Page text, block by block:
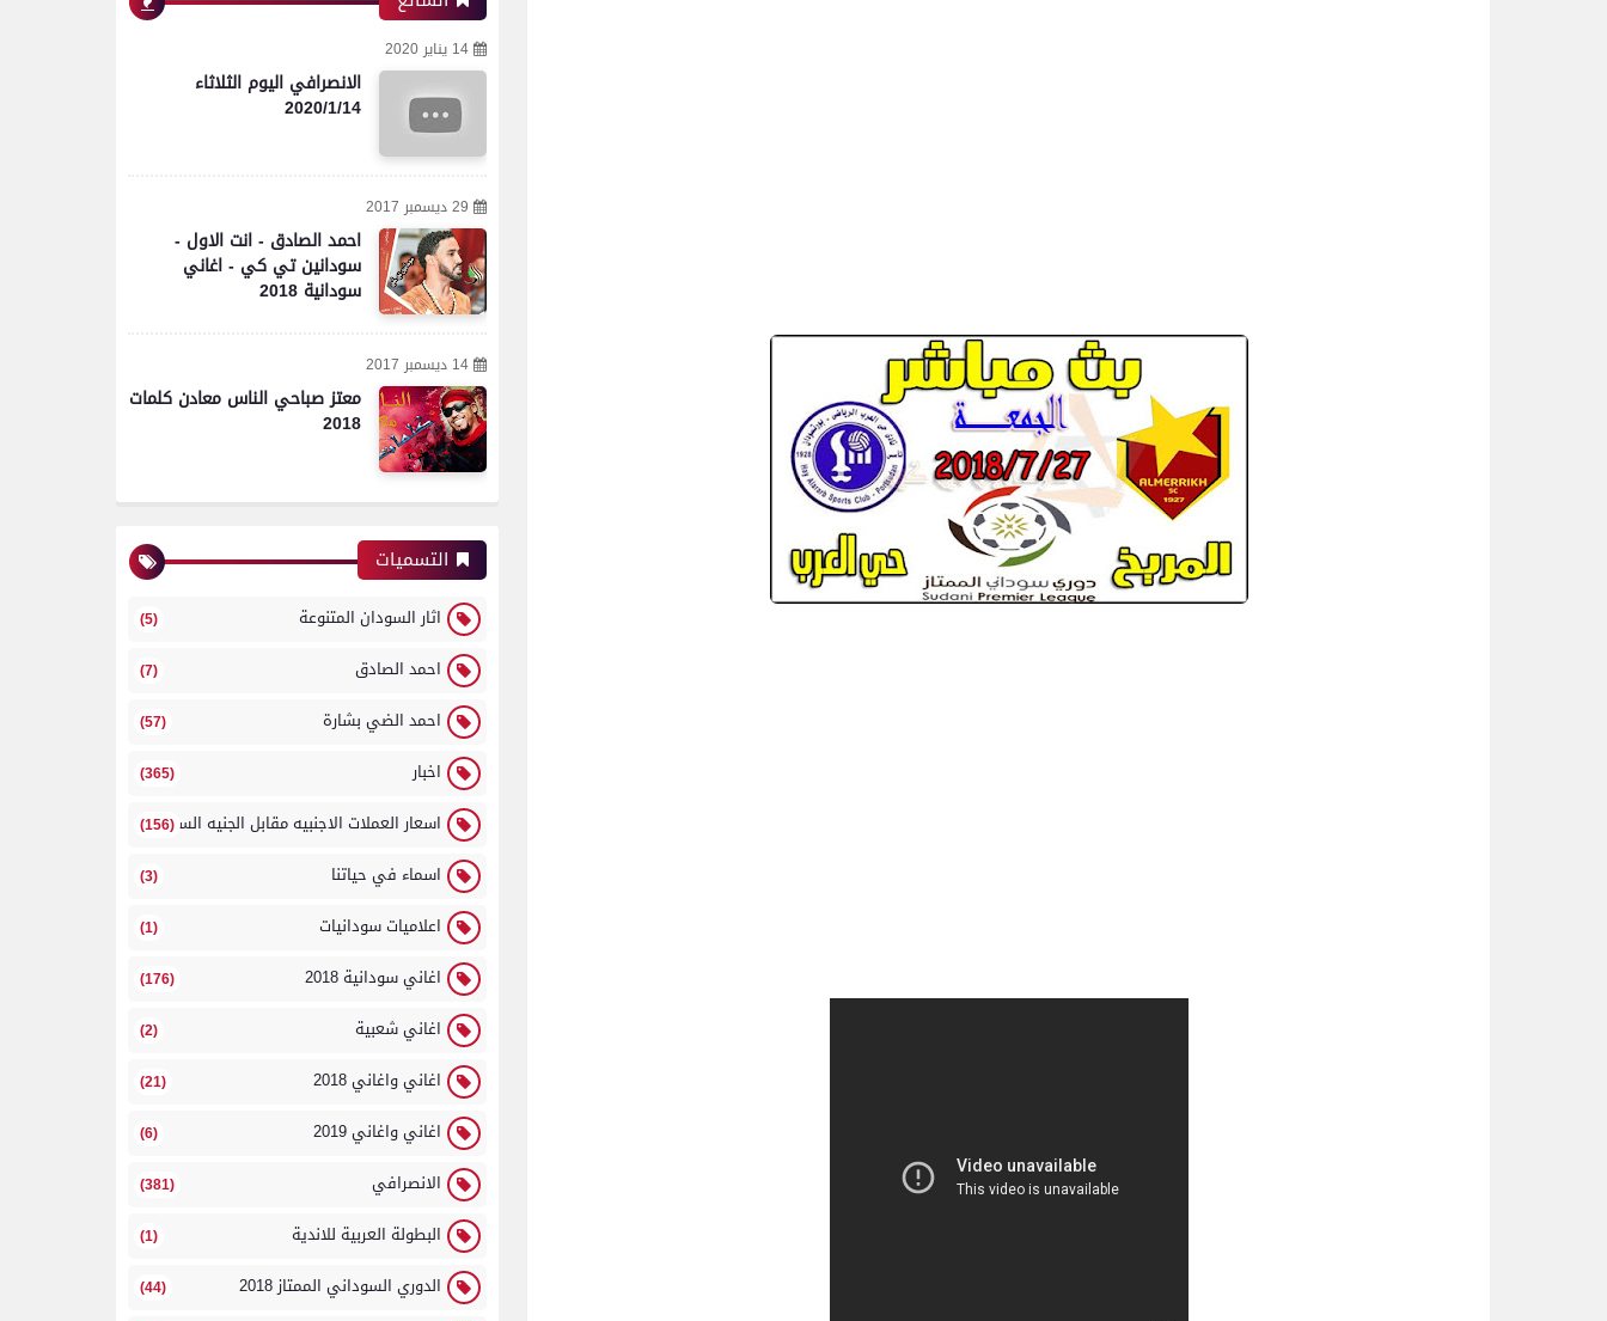
14 يناير 2020
الانصرافي اليوم الثلاثاء
2020/1/14
29 ديسمبر 2017
احمد الصادق - انت الاول -
سودانين تي كي - اغاني
سودانية 2018
14 ديسمبر 2017
معتز صباحي الناس معادن كلمات
2018
التسميات
اثار السودان المتنوعة (5)
احمد الصادق (7)
احمد الضي بشارة (57)
اخبار (365)
اسعار العملات الاجنبيه مقابل الجنيه السوداني
(156)
اسماء في حياتنا (3)
اعلاميات سودانيات (1)
اغاني سودانية 2018 (176)
اغاني شعبية (2)
اغاني واغاني 2018 (21)
اغاني واغاني 2019 (6)
الانصرافي (381)
البطولة العربية للاندية (1)
الدوري السوداني الممتاز 2018 (44)